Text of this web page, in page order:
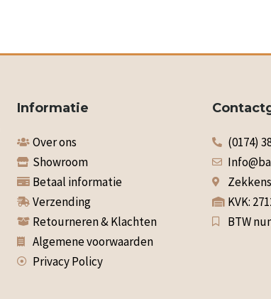
Informatie
Over ons
Showroom
Betaal informatie
Verzending
Retourneren & Klachten
Algemene voorwaarden
Privacy Policy
(0174)
KVK:
BTW